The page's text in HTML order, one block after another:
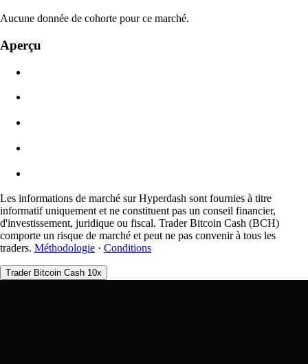
N/D
0.0450% / 0.0150%
Aucune donnée de cohorte pour ce marché.
Aperçu
Les informations de marché sur Hyperdash sont fournies à titre
informatif uniquement et ne constituent pas un conseil financier,
d'investissement, juridique ou fiscal. Trader Bitcoin Cash (BCH)
comporte un risque de marché et peut ne pas convenir à tous les
traders. Méthodologie · Conditions
Trader Bitcoin Cash 10x